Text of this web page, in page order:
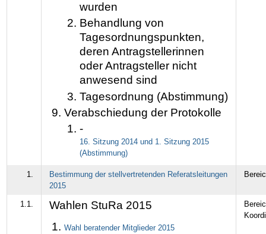
wurden
Behandlung von
Tagesordnungspunkten,
deren Antragstellerinnen
oder Antragsteller nicht
anwesend sind
Tagesordnung (Abstimmung)
Verabschiedung der Protokolle
-
16. Sitzung 2014 und 1. Sitzung 2015
(Abstimmung)
1.
Bestimmung der stellvertretenden Referatsleitungen
2015
1.1. Wahlen StuRa 2015
Wahl beratender Mitglieder 2015